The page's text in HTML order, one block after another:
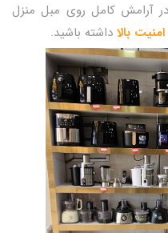
آرامش کامل روی مبل منزل
بالا داشته باشید.